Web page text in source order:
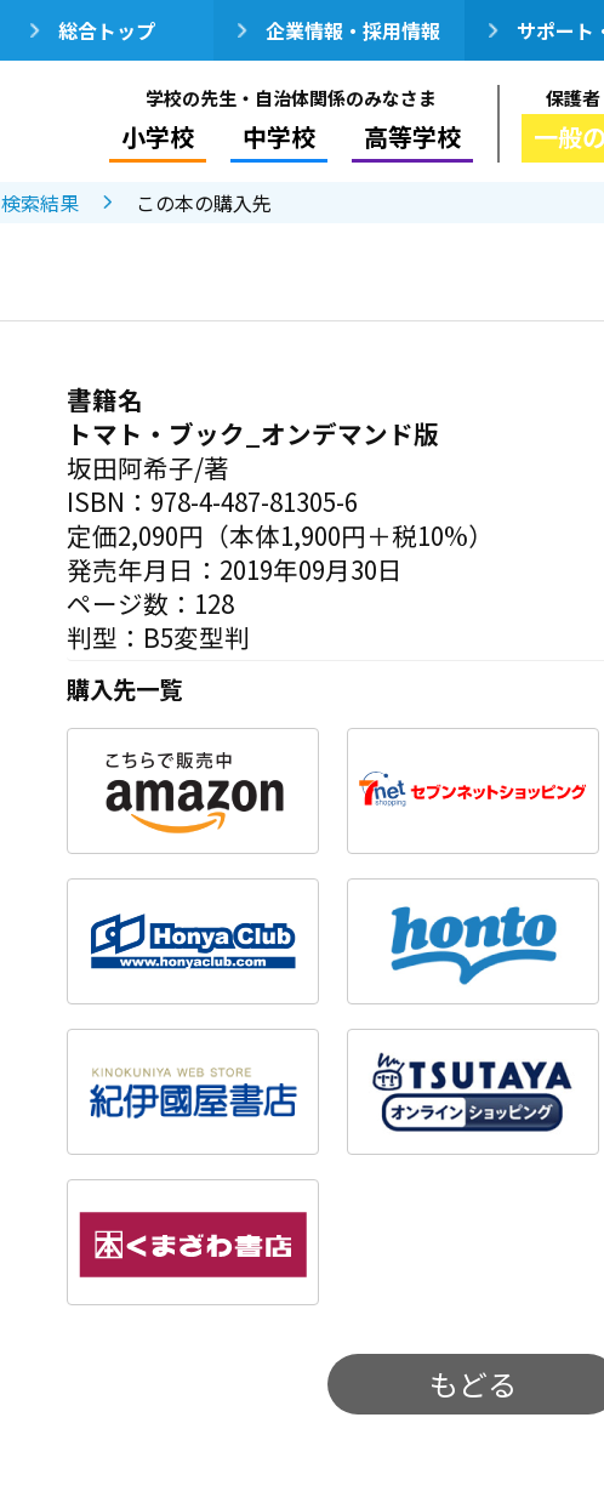
総合トップ 企業情報・採用情報 サポート
学校の先生・自治体関係のみなさま
小学校 中学校 高等学校
保護
一般
検索結果 この本の購入先
書籍名
トマト・ブック_オンデマンド版
坂田阿希子/著
ISBN：978-4-487-81305-6
定価2,090円（本体1,900円＋税10%）
発売年月日：2019年09月30日
ページ数：128
判型：B5変型判
購入先一覧
もどる